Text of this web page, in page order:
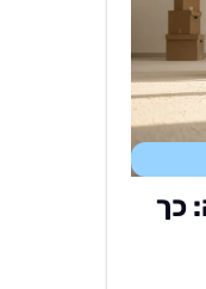
כך